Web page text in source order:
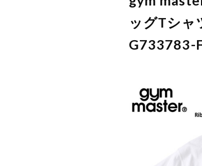
ッグTシャ
G733783-